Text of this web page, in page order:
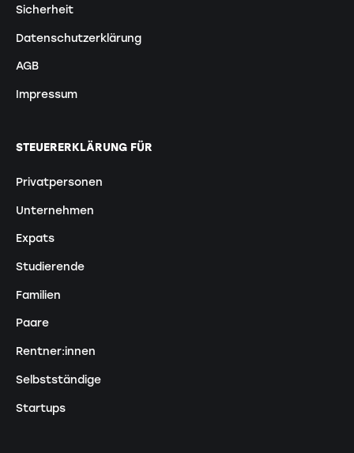
Sicherheit
Datenschutzerklärung
AGB
Impressum
STEUERERKLÄRUNG FÜR
Privatpersonen
Unternehmen
Expats
Studierende
Familien
Paare
Rentner:innen
Selbstständige
Startups